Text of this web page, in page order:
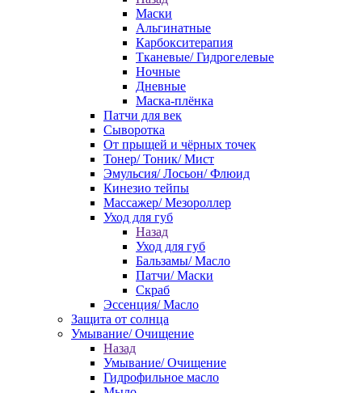
Маски
Альгинатные
Карбокситерапия
Тканевые/ Гидрогелевые
Ночные
Дневные
Маска-плёнка
Патчи для век
Сыворотка
От прыщей и чёрных точек
Тонер/ Тоник/ Мист
Эмульсия/ Лосьон/ Флюид
Кинезио тейпы
Массажер/ Мезороллер
Уход для губ
Назад
Уход для губ
Бальзамы/ Масло
Патчи/ Маски
Скраб
Эссенция/ Масло
Защита от солнца
Умывание/ Очищение
Назад
Умывание/ Очищение
Гидрофильное масло